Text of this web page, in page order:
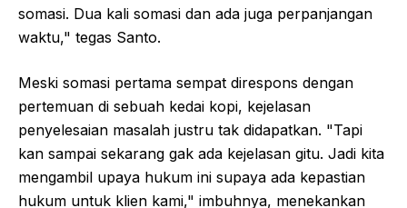
somasi. Dua kali somasi dan ada juga perpanjangan
waktu," tegas Santo.
Meski somasi pertama sempat direspons dengan
pertemuan di sebuah kedai kopi, kejelasan
penyelesaian masalah justru tak didapatkan. "Tapi
kan sampai sekarang gak ada kejelasan gitu. Jadi kita
mengambil upaya hukum ini supaya ada kepastian
hukum untuk klien kami," imbuhnya, menekankan